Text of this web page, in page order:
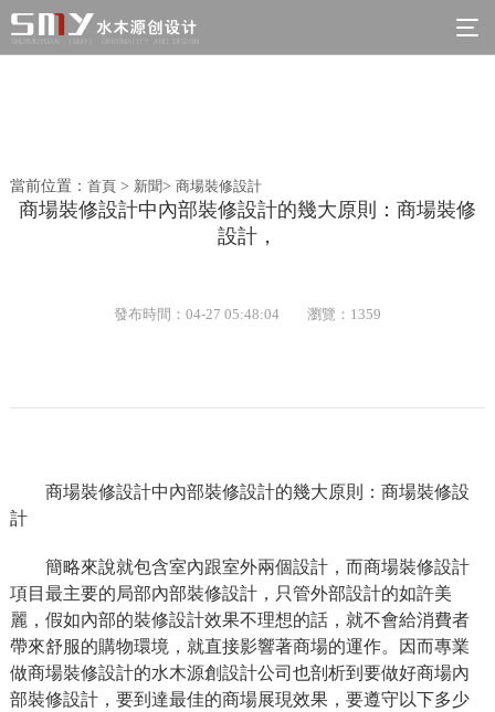
當前位置： 首頁> 新聞> 商場裝修設計
商場裝修設計中內部裝修設計的幾大原則：商場裝修
設計，
發布時間：04-27 05:48:04 瀏覽：1359
商場裝修設計中內部裝修設計的幾大原則：商場裝修設
計
簡略來說就包含室內跟室外兩個設計，而商場裝修設計
項目最主要的局部內部裝修設計，只管外部設計的如許美
麗，假如內部的裝修設計效果不理想的話，就不會給消費者
帶來舒服的購物環境，就直接影響著商場的運作。因而專業
做商場裝修設計的水木源創設計公司也剖析到要做好商場內
部裝修設計，要到達最佳的商場展現效果，要遵守以下多少